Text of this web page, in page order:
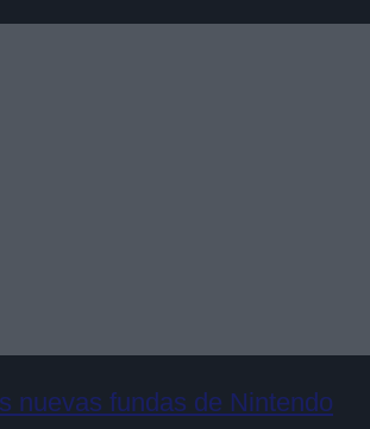
nuevas fundas de Nintendo